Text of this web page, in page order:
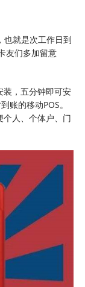
也就是次工作日到
友们多加留意
装，五分钟即可安
账的移动POS。
人、个体户、门